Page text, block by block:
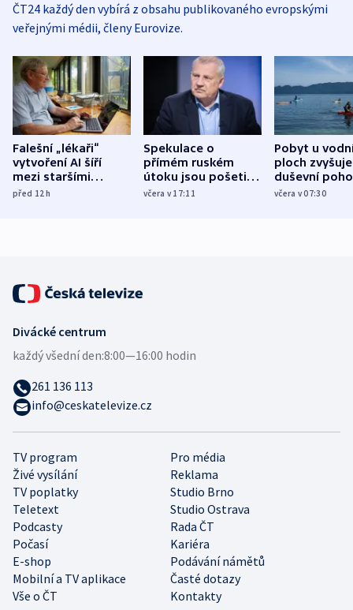
ČT24 každý den vybírá z obsahu publikovaného evropskými
veřejnými médii, členy Eurovize.
Falešní „lékaři“
vytvoření AI šíří
mezi staršími
Poláky nebezpečné
před 12h
Spekulace o
přímém ruském
útoku jsou pošetilé,
míní estonský
včera v 17:11
Pobyt u
ploch zvyšuje
duševní
ukázala
včera v 07:30
TV program
Pro média
Živé vysílání
Reklama
TV poplatky
Studio Brno
Teletext
Studio Ostrava
Podcasty
Rada ČT
Počasí
Kariéra
E-shop
Podávání námětů
Mobilní a TV aplikace
Časté dotazy
Vše o ČT
Kontakty
Divácké centrum
každý všední den:8:00—16:00 hodin
261 136 113
info@ceskatelevize.cz